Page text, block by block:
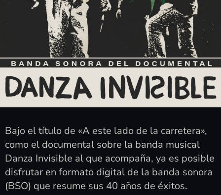
Bajo el título de «A este lado de la carretera»,
como el documental sobre la banda musical
Danza Invisible al que acompaña, ya es posible
disfrutar en formato digital de la banda sonora
(BSO) que resume sus 40 años de éxitos.